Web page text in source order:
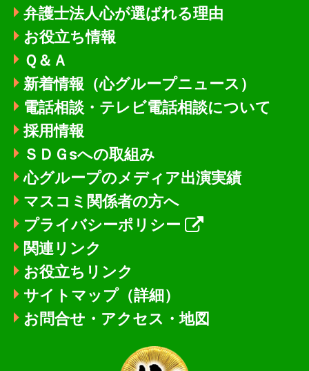
弁護士法人心が選ばれる理由
お役立ち情報
Ｑ＆Ａ
新着情報 （心グループニュース）
電話相談・テレビ電話相談について
採用情報
ＳＤＧsへの取組み
心グループのメディア出演実績
マスコミ関係者の方へ
プライバシーポリシー
関連リンク
お役立ちリンク
サイトマップ（詳細）
お問合せ・アクセス・地図